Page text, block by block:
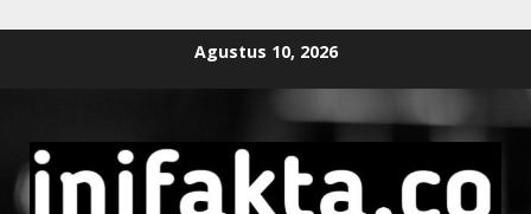
Agustus 10, 2026